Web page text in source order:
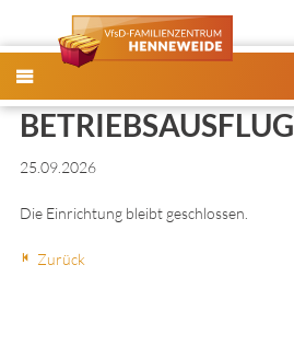
MENÜ
BETRIEBSAUSFLUG
25.09.2026
Die Einrichtung bleibt geschlossen.
Zurück